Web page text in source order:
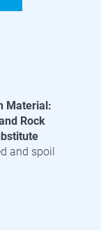
Material:
Rock
and spoil